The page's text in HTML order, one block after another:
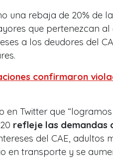
una rebaja de 20% de
que pertenezcan al
a los deudores del
confirmaron
Twitter que
refleje las demandas
del CAE, adultos
en transporte y se